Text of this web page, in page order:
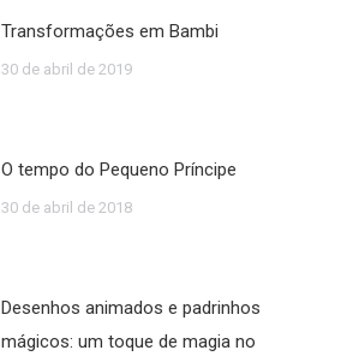
Transformações em Bambi
30 de abril de 2019
O tempo do Pequeno Príncipe
30 de abril de 2018
Desenhos animados e padrinhos
mágicos: um toque de magia no